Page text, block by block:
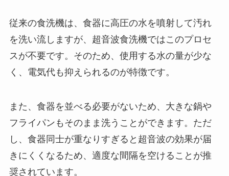
従来の食洗機は、食器に高圧の水を噴射して汚れ
を洗い流しますが、超音波食洗機ではこのプロセ
スが不要です。そのため、使用する水の量が少な
く、電気代も抑えられるのが特徴です。
また、食器を並べる必要がないため、大きな鍋や
フライパンもそのまま洗うことができます。ただ
し、食器同士が重なりすぎると超音波の効果が届
きにくくなるため、適度な間隔を空けることが推
奨されています。